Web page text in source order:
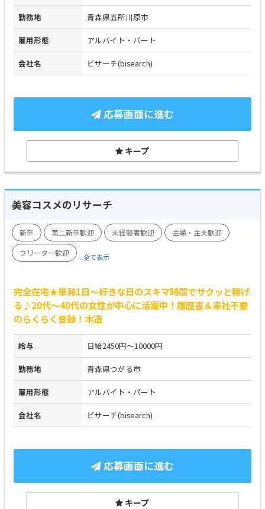
勤務地 青森県五所川原市
雇用形態 アルバイト・パート
会社名 ビサーチ(bisearch)
応募画面に進む
キープ
美容コスメのリサーチ
新卒 第二新卒歓迎 未経験者歓迎
主婦・主夫歓迎
フリーター歓迎
...全て表示
完全在宅★単発1日～好きな日のスキマ時間でサクッと稼げ
る♪20代～40代の女性が中心に活躍中！履歴書＆来社不要
のらくらく登録！木造
給与 日給2450円～10000円
勤務地 青森県つがる市
雇用形態 アルバイト・パート
会社名 ビサーチ(bisearch)
応募画面に進む
キープ